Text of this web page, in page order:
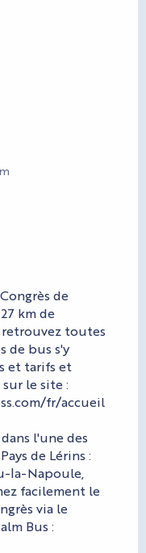
de
km de
toutes
de bus s'y
et tarifs et
le site :
fr/accueil
l'une des
de Lérins :
la-Napoule,
facilement le
via le
Bus :